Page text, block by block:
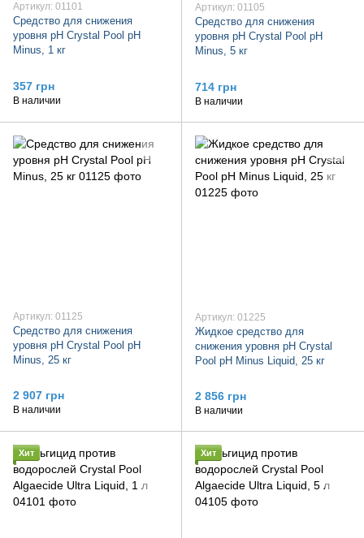
Артикул: 01101
Средство для снижения
уровня pH Crystal Pool pH
Minus, 1 кг
357 грн
В наличии
Артикул: 01105
Средство для снижения
уровня pH Crystal Pool pH
Minus, 5 кг
714 грн
В наличии
Артикул: 01125
Средство для снижения
уровня pH Crystal Pool pH
Minus, 25 кг
2 907 грн
В наличии
Артикул: 01225
Жидкое средство для
снижения уровня pH Crystal
Pool pH Minus Liquid, 25 кг
2 856 грн
В наличии
Хит Хит